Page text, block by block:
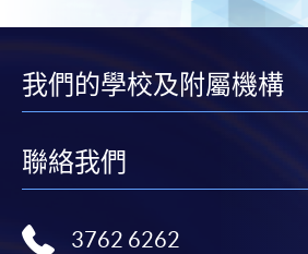
我們的學校及附屬機構
聯絡我們
3762 6262